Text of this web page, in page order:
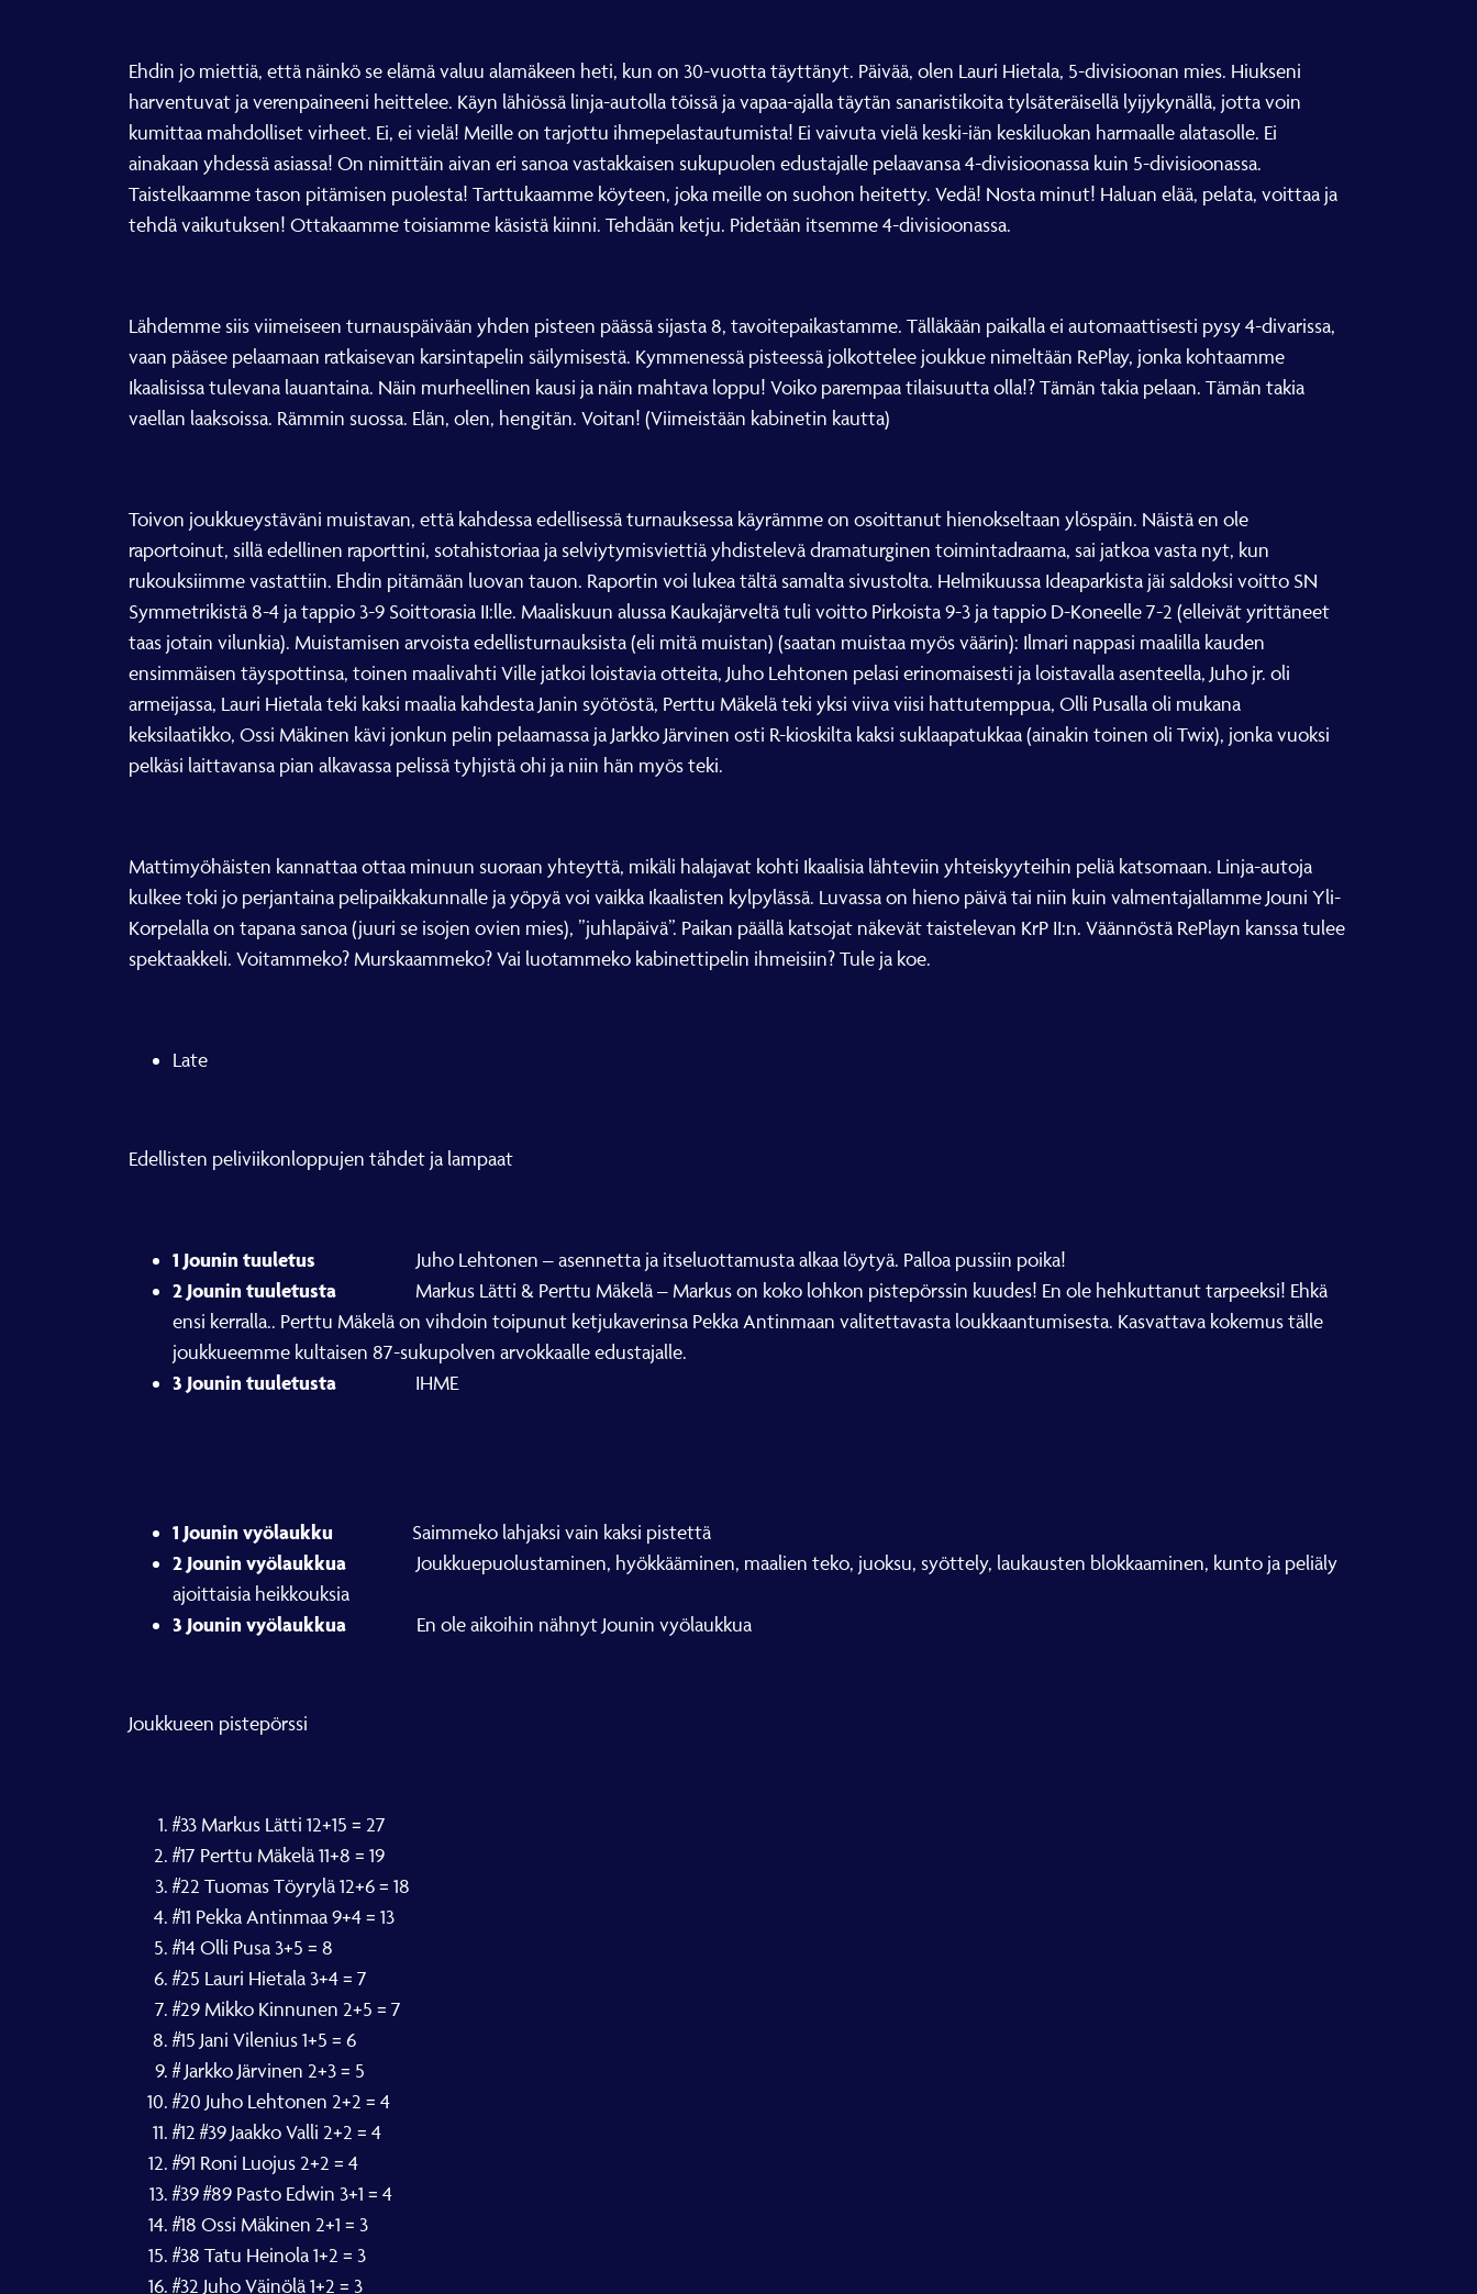
Ehdin jo miettiä, että näinkö se elämä valuu alamäkeen heti, kun on 30-vuotta täyttänyt. Päivää, olen Lauri Hietala, 5-divisioonan mies. Hiukseni
harventuvat ja verenpaineeni heittelee. Käyn lähiössä linja-autolla töissä ja vapaa-ajalla täytän sanaristikoita tylsäteräisellä lyijykynällä, jotta voin
kumittaa mahdolliset virheet. Ei, ei vielä! Meille on tarjottu ihmepelastautumista! Ei vaivuta vielä keski-iän keskiluokan harmaalle alatasolle. Ei
ainakaan yhdessä asiassa! On nimittäin aivan eri sanoa vastakkaisen sukupuolen edustajalle pelaavansa 4-divisioonassa kuin 5-divisioonassa.
Taistelkaamme tason pitämisen puolesta! Tarttukaamme köyteen, joka meille on suohon heitetty. Vedä! Nosta minut! Haluan elää, pelata, voittaa ja
tehdä vaikutuksen! Ottakaamme toisiamme käsistä kiinni. Tehdään ketju. Pidetään itsemme 4-divisioonassa.
Lähdemme siis viimeiseen turnauspäivään yhden pisteen päässä sijasta 8, tavoitepaikastamme. Tälläkään paikalla ei automaattisesti pysy 4-divarissa,
vaan pääsee pelaamaan ratkaisevan karsintapelin säilymisestä. Kymmenessä pisteessä jolkottelee joukkue nimeltään RePlay, jonka kohtaamme
Ikaalisissa tulevana lauantaina. Näin murheellinen kausi ja näin mahtava loppu! Voiko parempaa tilaisuutta olla!? Tämän takia pelaan. Tämän takia
vaellan laaksoissa. Rämmin suossa. Elän, olen, hengitän. Voitan! (Viimeistään kabinetin kautta)
Toivon joukkueystäväni muistavan, että kahdessa edellisessä turnauksessa käyrämme on osoittanut hienokseltaan ylöspäin. Näistä en ole
raportoinut, sillä edellinen raporttini, sotahistoriaa ja selviytymisviettiä yhdistelevä dramaturginen toimintadraama, sai jatkoa vasta nyt, kun
rukouksiimme vastattiin. Ehdin pitämään luovan tauon. Raportin voi lukea tältä samalta sivustolta. Helmikuussa Ideaparkista jäi saldoksi voitto SN
Symmetrikistä 8-4 ja tappio 3-9 Soittorasia II:lle. Maaliskuun alussa Kaukajärveltä tuli voitto Pirkoista 9-3 ja tappio D-Koneelle 7-2 (elleivät yrittäneet
taas jotain vilunkia). Muistamisen arvoista edellisturnauksista (eli mitä muistan) (saatan muistaa myös väärin): Ilmari nappasi maalilla kauden
ensimmäisen täyspottinsa, toinen maalivahti Ville jatkoi loistavia otteita, Juho Lehtonen pelasi erinomaisesti ja loistavalla asenteella, Juho jr. oli
armeijassa, Lauri Hietala teki kaksi maalia kahdesta Janin syötöstä, Perttu Mäkelä teki yksi viiva viisi hattutemppua, Olli Pusalla oli mukana
keksilaatikko, Ossi Mäkinen kävi jonkun pelin pelaamassa ja Jarkko Järvinen osti R-kioskilta kaksi suklaapatukkaa (ainakin toinen oli Twix), jonka vuoksi
pelkäsi laittavansa pian alkavassa pelissä tyhjistä ohi ja niin hän myös teki.
Mattimyöhäisten kannattaa ottaa minuun suoraan yhteyttä, mikäli halajavat kohti Ikaalisia lähteviin yhteiskyyteihin peliä katsomaan. Linja-autoja
kulkee toki jo perjantaina pelipaikkakunnalle ja yöpyä voi vaikka Ikaalisten kylpylässä. Luvassa on hieno päivä tai niin kuin valmentajallamme Jouni Yli-
Korpelalla on tapana sanoa (juuri se isojen ovien mies), ”juhlapäivä”. Paikan päällä katsojat näkevät taistelevan KrP II:n. Väännöstä RePlayn kanssa tulee
spektaakkeli. Voitammeko? Murskaammeko? Vai luotammeko kabinettipelin ihmeisiin? Tule ja koe.
Late
Edellisten peliviikonloppujen tähdet ja lampaat
1 Jounin tuuletus Juho Lehtonen – asennetta ja itseluottamusta alkaa löytyä. Palloa pussiin poika!
2 Jounin tuuletusta
Markus Lätti & Perttu Mäkelä – Markus on koko lohkon pistepörssin kuudes! En ole hehkuttanut tarpeeksi! Ehkä
ensi kerralla.. Perttu Mäkelä on vihdoin toipunut ketjukaverinsa Pekka Antinmaan valitettavasta loukkaantumisesta. Kasvattava kokemus tälle
joukkueemme kultaisen 87-sukupolven arvokkaalle edustajalle.
3 Jounin tuuletusta IHME
1 Jounin vyölaukku Saimmeko lahjaksi vain kaksi pistettä
2 Jounin vyölaukkua Joukkuepuolustaminen, hyökkääminen, maalien teko, juoksu, syöttely, laukausten blokkaaminen, kunto ja peliäly
ajoittaisia heikkouksia
3 Jounin vyölaukkua En ole aikoihin nähnyt Jounin vyölaukkua
Joukkueen pistepörssi
#33 Markus Lätti 12+15 = 27
#17 Perttu Mäkelä 11+8 = 19
#22 Tuomas Töyrylä 12+6 = 18
#11 Pekka Antinmaa 9+4 = 13
#14 Olli Pusa 3+5 = 8
#25 Lauri Hietala 3+4 = 7
#29 Mikko Kinnunen 2+5 = 7
#15 Jani Vilenius 1+5 = 6
# Jarkko Järvinen 2+3 = 5
#20 Juho Lehtonen 2+2 = 4
#12 #39 Jaakko Valli 2+2 = 4
#91 Roni Luojus 2+2 = 4
#39 #89 Pasto Edwin 3+1 = 4
#18 Ossi Mäkinen 2+1 = 3
#38 Tatu Heinola 1+2 = 3
#32 Juho Väinölä 1+2 = 3